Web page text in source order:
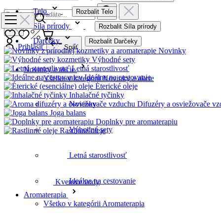
Telo Rozbalit Telo
Síla prírody Rozbalit Síla prírody
Darčeky Rozbalit Darčeky
Novinky
Výhodné sety
Letná starostlivosť
Ideálne na cestovanie
Éterické oleje
Inhalačné tyčinky
Difuzéry a osviežovače
Joga balans
Doplnky pre aromaterapiu
Rastlinné oleje
Bestsellery
Prihlásiť Späť
Novinky a akcie
Všetko v kategórii Novinky a akcie
Novinky
Výhodné sety
Letná starostlivosť
Ideálne na cestovanie
Aromaterapia
Všetko v kategórii Aromaterapia